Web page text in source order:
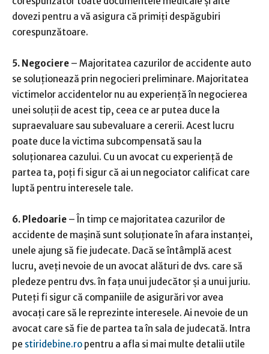
dovezi pentru a vă asigura că primiți despăgubiri
corespunzătoare.
5. Negociere – Majoritatea cazurilor de accidente auto
se soluționează prin negocieri preliminare. Majoritatea
victimelor accidentelor nu au experiență în negocierea
unei soluții de acest tip, ceea ce ar putea duce la
supraevaluare sau subevaluare a cererii. Acest lucru
poate duce la victima subcompensată sau la
soluționarea cazului. Cu un avocat cu experiență de
partea ta, poți fi sigur că ai un negociator calificat care
luptă pentru interesele tale.
6. Pledoarie – În timp ce majoritatea cazurilor de
accidente de mașină sunt soluționate în afara instanței,
unele ajung să fie judecate. Dacă se întâmplă acest
lucru, aveți nevoie de un avocat alături de dvs. care să
pledeze pentru dvs. în fața unui judecător și a unui juriu.
Puteți fi sigur că companiile de asigurări vor avea
avocați care să le reprezinte interesele. Ai nevoie de un
avocat care să fie de partea ta în sala de judecată. Intra
pe stiridebine.ro pentru a afla si mai multe detalii utile